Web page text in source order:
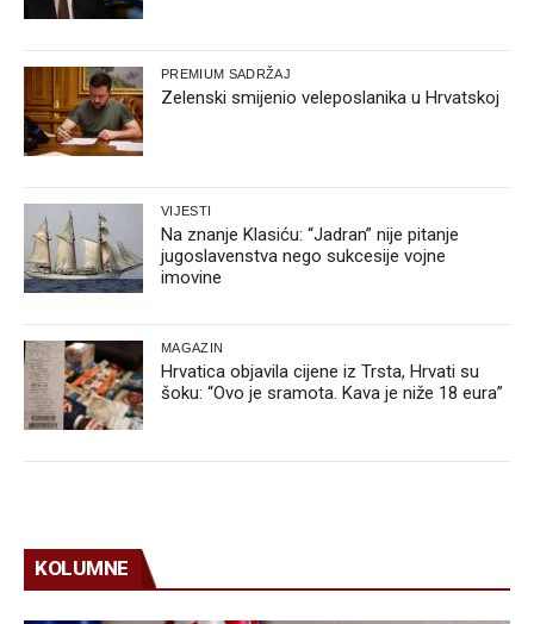
PREMIUM SADRŽAJ
Zelenski smijenio veleposlanika u Hrvatskoj
VIJESTI
Na znanje Klasiću: “Jadran” nije pitanje
jugoslavenstva nego sukcesije vojne
imovine
MAGAZIN
Hrvatica objavila cijene iz Trsta, Hrvati su
šoku: “Ovo je sramota. Kava je niže 18 eura”
KOLUMNE